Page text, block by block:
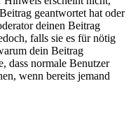
geantwortet hat oder
deinen Beitrag
falls sie es für nötig
dein Beitrag
dass normale Benutzer
wenn bereits jemand